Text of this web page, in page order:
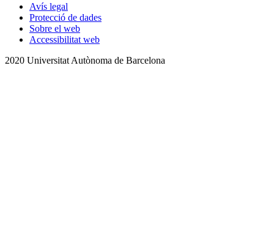
Avís legal
Protecció de dades
Sobre el web
Accessibilitat web
2020 Universitat Autònoma de Barcelona